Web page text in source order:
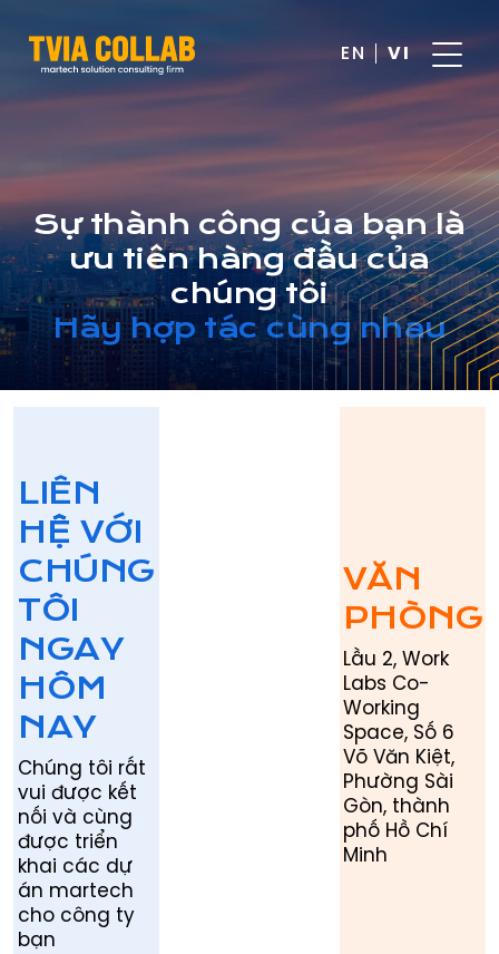
EN VI
Sự thành công của bạn là
ưu tiên hàng đầu của
chúng tôi
Hãy hợp tác cùng nhau
LIÊN
HỆ VỚI
CHÚNG
TÔI
NGAY
HÔM
NAY
Chúng tôi rất
vui được kết
nối và cùng
được triển
khai các dự
án martech
cho công ty
bạn
VĂN
PHÒNG
Lầu 2, Work
Labs Co-
Working
Space, Số 6
Võ Văn Kiệt,
Phường Sài
Gòn, thành
phố Hồ Chí
Minh